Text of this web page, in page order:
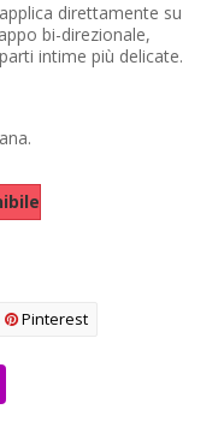
direttamente su
bi-direzionale,
intime più delicate.
Pinterest